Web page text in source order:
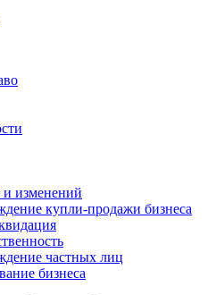
и изменений
купли-продажи бизнеса
частных лиц
бизнеса